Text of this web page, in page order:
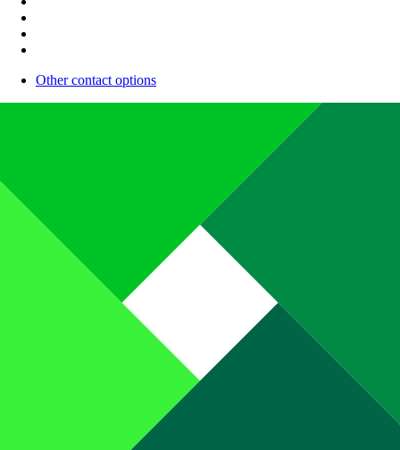
Other contact options